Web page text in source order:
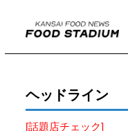
ヘッドライン
[話題店チェック]